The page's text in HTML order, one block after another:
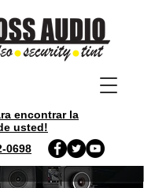
encontrar la
usted!
0698